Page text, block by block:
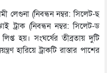
লেগুনা (নিবন্ধন নম্বর: সিলেট-ছ
ট্রাক (নিবন্ধন নম্বর: সিলেট-ড
হয়। সংঘর্ষের তীব্রতায় দুটি
হারিয়ে ট্রাকটি রাস্তার পাশের